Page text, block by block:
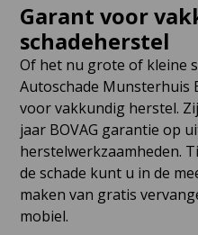
Garant voor
schadeherstel
Of het nu grote of kleine
Autoschade Munsterhuis
voor vakkundig herstel.
jaar BOVAG garantie op
herstelwerkzaamheden.
de schade kunt u in de
maken van gratis
mobiel.